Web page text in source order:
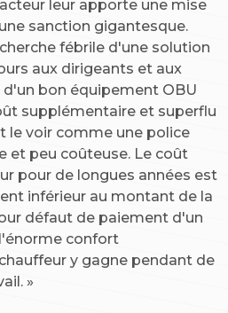
leur apporte une mise
sanction gigantesque.
fébrile d'une solution
aux dirigeants et aux
bon équipement OBU
supplémentaire et superflu
le voir comme une police
et peu coûteuse. Le coût
pour de longues années est
inférieur au montant de la
défaut de paiement d'un
confort
y gagne pendant de
»